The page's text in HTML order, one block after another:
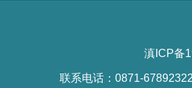
滇ICP备
联系电话：0871-